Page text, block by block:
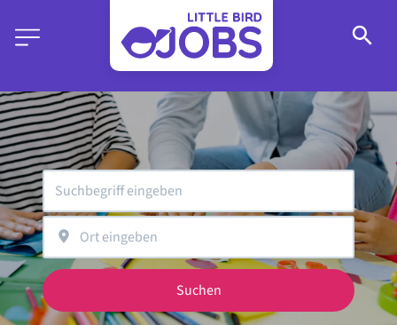
Suchen